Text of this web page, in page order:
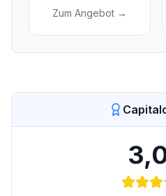
Zum Angebot →